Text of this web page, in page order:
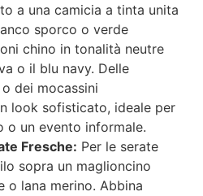
a una camicia a tinta unita
sporco o verde
chino in tonalità neutre
o il blu navy. Delle
dei mocassini
look sofisticato, ideale per
o un evento informale.
Fresche: Per le serate
sopra un maglioncino
o lana merino. Abbina